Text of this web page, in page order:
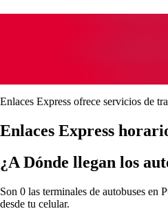
Enlaces Express ofrece servicios de
Enlaces Express
¿A Dónde llegan los
Son 0 las terminales de autobuses
desde tu celular.